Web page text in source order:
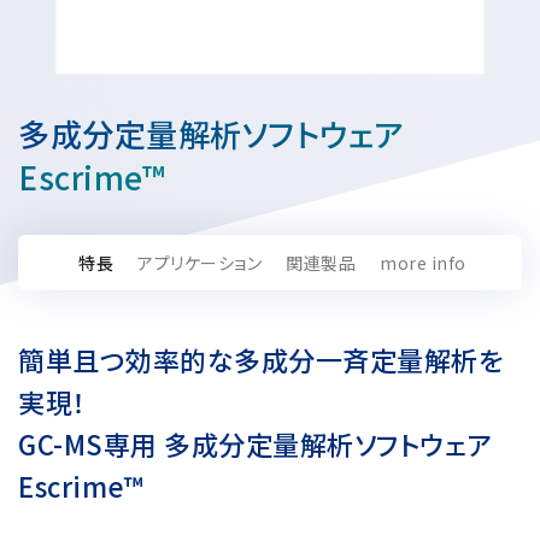
ニュース
JEOLメールマガジン登録
お問い合わせのご案内
電子プローブマイクロアナライザー (EPMA)
オージェマイクロプローブ (Auger)
光電子分光装置 (XPS、ESCA)
核磁気共鳴装置 (NMR)
NMRプローブ
サブスクリプション
リース
リユース
会員制サービス
化学
ガラス・セラミック
食品・植物
ライフサイエンス
電池
自動車
非鉄・金属
ウェビナーアーカイブ
会社概要
ご挨拶
クローズアップJEOL
理科教育支援
サステナビリティ
グローバル & ニッチ
サステナビリティへの考え方
環境
社会
ガバナンス
採用情報
数字で見る日本電子
日本電子について
VOICE
PROFESSIONAL INTERVIEW
多成分定量解析ソフトウェア
Escrime™
特長 アプリケーション 関連製品 more info
簡単且つ効率的な多成分一斉定量解析を
実現！
GC-MS専用 多成分定量解析ソフトウェア
Escrime™